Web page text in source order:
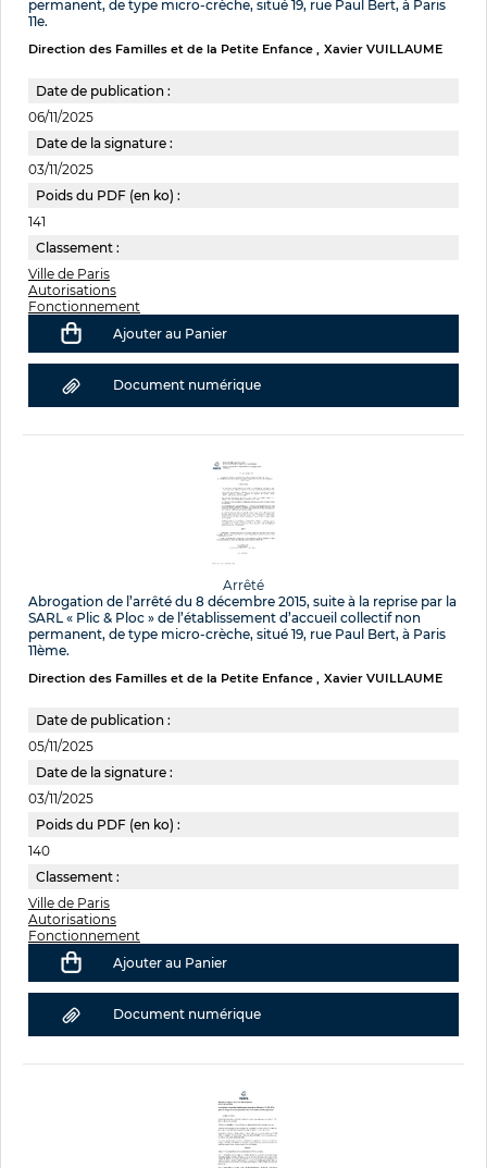
permanent, de type micro-crèche, situé 19, rue Paul Bert, à Paris
11e.
Direction des Familles et de la Petite Enfance Xavier VUILLAUME
Date de publication :
06/11/2025
Date de la signature :
03/11/2025
Poids du PDF (en ko) :
141
Classement :
Ville de Paris
Autorisations
Fonctionnement
Ajouter au Panier
Document numérique
Arrêté
Abrogation de l’arrêté du 8 décembre 2015, suite à la reprise par la
SARL « Plic & Ploc » de l’établissement d’accueil collectif non
permanent, de type micro-crèche, situé 19, rue Paul Bert, à Paris
11ème.
Direction des Familles et de la Petite Enfance Xavier VUILLAUME
Date de publication :
05/11/2025
Date de la signature :
03/11/2025
Poids du PDF (en ko) :
140
Classement :
Ville de Paris
Autorisations
Fonctionnement
Ajouter au Panier
Document numérique